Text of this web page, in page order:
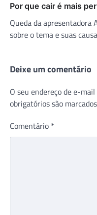
Por que cair é mais
Queda da apresentadora
sobre o tema e suas
Deixe um comentário
O seu endereço de e-
obrigatórios são
Comentário *